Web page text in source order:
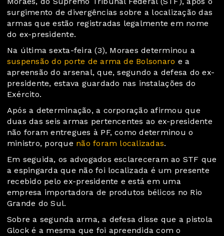
surgimento de divergências sobre a localização das
armas que estão registradas legalmente em nome
do ex-presidente.
Na última sexta-feira (3), Moraes determinou a
suspensão do porte de arma de Bolsonaro e a
apreensão do arsenal, que, segundo a defesa do ex-
presidente, estava guardado nas instalações do
Exército.
Após a determinação, a corporação afirmou que
duas das seis armas pertencentes ao ex-presidente
não foram entregues à PF, como determinou o
ministro, porque não foram localizadas.
Em seguida, os advogados esclareceram ao STF que
a espingarda que não foi localizada é um presente
recebido pelo ex-presidente e está em uma
empresa importadora de produtos bélicos no Rio
Grande do Sul.
Sobre a segunda arma, a defesa disse que a pistola
Glock é a mesma que foi apreendida com o